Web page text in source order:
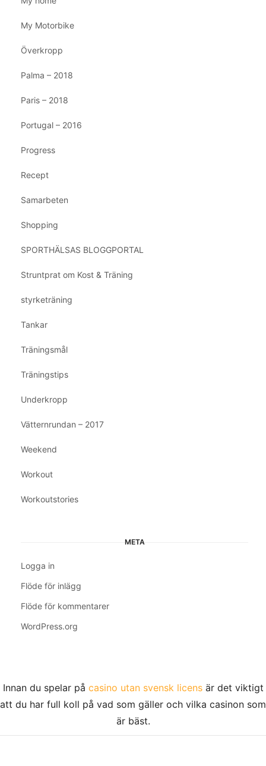
My Motorbike
Överkropp
Palma – 2018
Paris – 2018
Portugal – 2016
Progress
Recept
Samarbeten
Shopping
SPORTHÄLSAS BLOGGPORTAL
Struntprat om Kost & Träning
styrketräning
Tankar
Träningsmål
Träningstips
Underkropp
Vätternrundan – 2017
Weekend
Workout
Workoutstories
META
Logga in
Flöde för inlägg
Flöde för kommentarer
WordPress.org
Innan du spelar på casino utan svensk licensär det viktigt
att du har full koll på vad som gäller och vilka casinon som
är bäst.